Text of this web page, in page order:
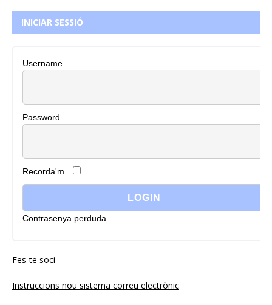
INICIAR SESSIÓ
Username
Password
Recorda'm
Contrasenya perduda
Fes-te soci
Instruccions nou sistema correu electrònic